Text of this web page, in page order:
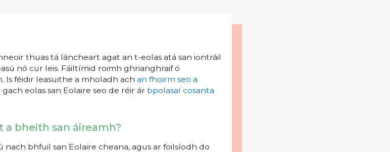
thuas tá láncheart agat an t-eolas atá san iontráil
nó cur leis. Fáiltímid roimh ghrianghraif ó
Is féidir leasuithe a mholadh ach an fhoirm seo a
gach eolas san Eolaire seo de réir ár bpolasaí cosanta
a bheith san áireamh?
nach bhfuil san Eolaire cheana, agus ar foilsíodh do